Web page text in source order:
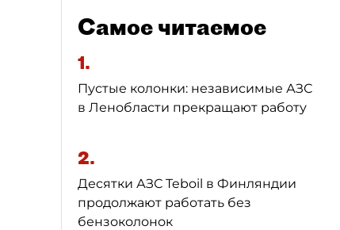
Самое читаемое
1.
Пустые колонки: независимые АЗС
в Ленобласти прекращают работу
2.
Десятки АЗС Teboil в Финляндии
продолжают работать без
бензоколонок